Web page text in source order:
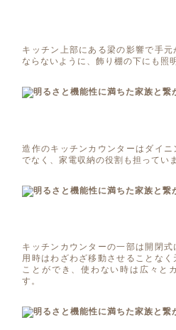
キッチン上部にある梁の影響で手元
ならないように、飾り棚の下にも照
造作のキッチンカウンターはダイ
でなく、家電収納の役割も担ってい
キッチンカウンターの一部は開閉
用時はわざわざ移動させることな
ことができ、使わない時は広々と
す。